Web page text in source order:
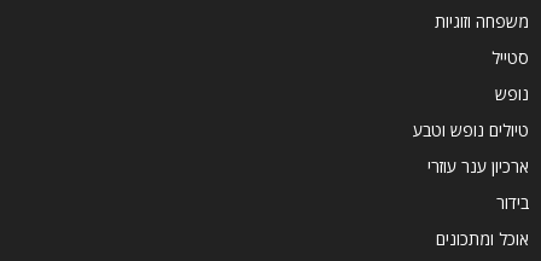
משפחה וזוגיות
סטייל
נופש
טיולים נופש וטבע
ארכיון ענר עוזרי
בידור
אוכל ומתכונים